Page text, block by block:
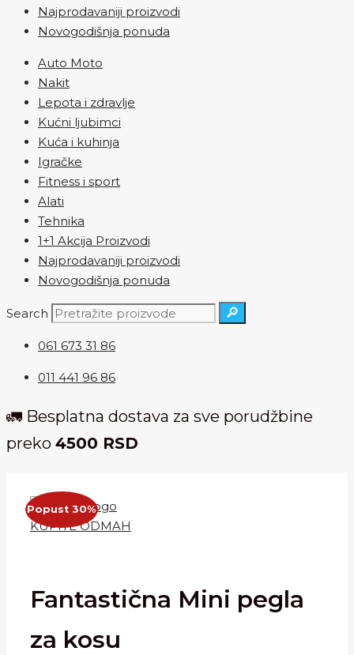
Najprodavaniji proizvodi
Novogodišnja ponuda
Auto Moto
Nakit
Lepota i zdravlje
Kućni ljubimci
Kuća i kuhinja
Igračke
Fitness i sport
Alati
Tehnika
1+1 Akcija Proizvodi
Najprodavaniji proizvodi
Novogodišnja ponuda
Search 🔎
061 673 31 86
011 441 96 86
🚛 Besplatna dostava za sve porudžbine
preko 4500 RSD
KUPITE ODMAH
Fantastična Mini pegla
za kosu
Popust 30%